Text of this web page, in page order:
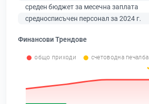
среден бюджет за месечна заплата
средносписъчен персонал за 2024 г.
Финансови Трендове
общо приходи счетоводна печалба